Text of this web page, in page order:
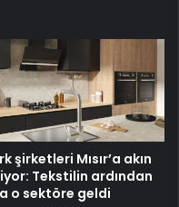
şirketleri Mısır’a akın
Tekstilin ardından
o sektöre geldi